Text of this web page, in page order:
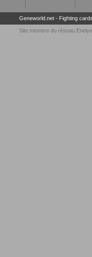
Geneworld.net- Fighting
Site membre du réseau Enelye